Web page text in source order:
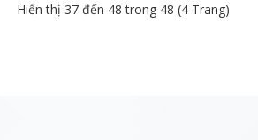
Hiển thị 37 đến 48 trong 48 (4 Trang)